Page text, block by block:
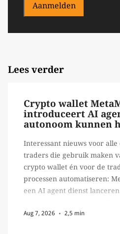
Aanmelden
Lees verder
Crypto wallet
introduceert AI
autonoom kunnen
Interessant nieuws voor
traders die gebruik maken
crypto wallet én voor de
processen automatiseren:
een AI agent dienst
verrichten, zoals het
Aug 7, 2026 2,5 min